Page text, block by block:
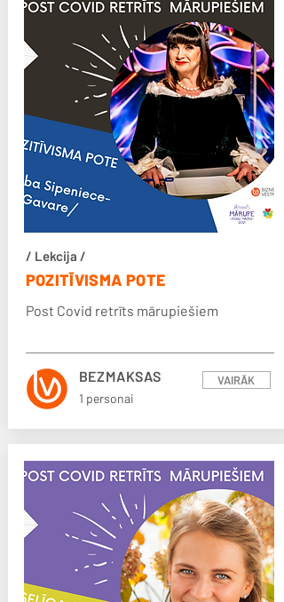
1 personai
BEZMAKSAS
POZITĪVISMA POTE
/ Lekcija /
Post Covid retrīts mārupiešiem
VAIRĀK